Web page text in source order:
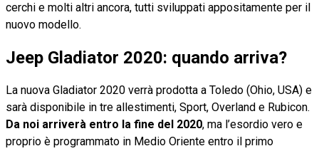
cerchi e molti altri ancora, tutti sviluppati appositamente per il
nuovo modello.
Jeep Gladiator 2020: quando arriva?
La nuova Gladiator 2020 verrà prodotta a Toledo (Ohio, USA) e
sarà disponibile in tre allestimenti, Sport, Overland e Rubicon.
Da noi arriverà entro la fine del 2020, ma l’esordio vero e
proprio è programmato in Medio Oriente entro il primo